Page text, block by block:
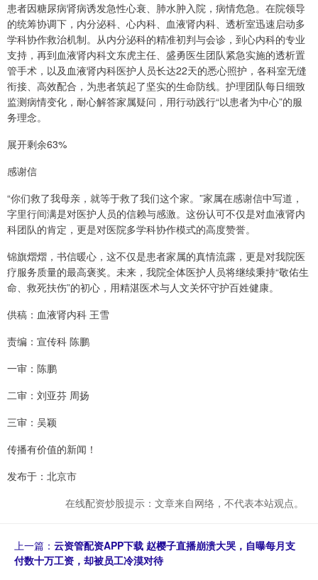
患者因糖尿病肾病诱发急性心衰、肺水肿入院，病情危急。在院领导
的统筹协调下，内分泌科、心内科、血液肾内科、透析室迅速启动多
学科协作救治机制。从内分泌科的精准初判与会诊，到心内科的专业
支持，再到血液肾内科文东虎主任、盛勇医生团队紧急实施的透析置
管手术，以及血液肾内科医护人员长达22天的悉心照护，各科室无缝
衔接、高效配合，为患者筑起了坚实的生命防线。护理团队每日细致
监测病情变化，耐心解答家属疑问，用行动践行“以患者为中心”的服
务理念。
展开剩余63%
感谢信
“你们救了我母亲，就等于救了我们这个家。”家属在感谢信中写道，
字里行间满是对医护人员的信赖与感激。这份认可不仅是对血液肾内
科团队的肯定，更是对医院多学科协作模式的高度赞誉。
锦旗熠熠，书信暖心，这不仅是患者家属的真情流露，更是对我院医
疗服务质量的最高褒奖。未来，我院全体医护人员将继续秉持“敬佑生
命、救死扶伤”的初心，用精湛医术与人文关怀守护百姓健康。
供稿：血液肾内科 王雪
责编：宣传科 陈鹏
一审：陈鹏
二审：刘亚芬 周扬
三审：吴颖
传播有价值的新闻！
发布于：北京市
在线配资炒股提示：文章来自网络，不代表本站观点。
上一篇： 云资管配资APP下载 赵樱子直播崩溃大哭，自曝每月支
付数十万工资，却被员工冷漠对待